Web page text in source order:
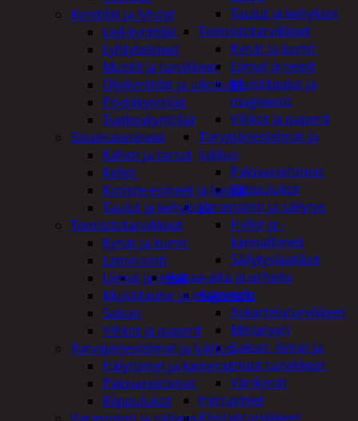
Taulut ja kehykset
Toimistotarvikkeet
Kynät ja kumit
Liimat ja teipit
Muistitaulut ja
magneetit
Vihkot ja paperit
Turvajärjestelmät ja
lukitus
Palovaroittimet
Riippulukot
Varastointi ja säilytys
Hyllyt ja -
kannattimet
Säilytyslaatikot
Vapaa-aika ja urheilu
Askartelu
Askartelutarvikkeet
Miniatyyri
Sakset, liimat ja
muut tarvikkeet
Värikynät
Harrasteet
Kynttilät ja lyhdyt
Led-kynttilät
Lyhtytelineet
Muotit ja tarvikkeet
Öljykynttilät ja ulkotulet
Pöytäkynttilät
Tuoksukynttilät
Sisustusesineet
Kalvot ja tarrat
Kellot
Koriste-esineet ja kasvit
Taulut ja kehykset
Toimistotarvikkeet
Kynät ja kumit
Laminointi
Liimat ja teipit
Muistitaulut ja magneetit
Sakset
Vihkot ja paperit
Turvajärjestelmät ja lukitus
Hälyttimet ja kamerat
Palovaroittimet
Riippulukot